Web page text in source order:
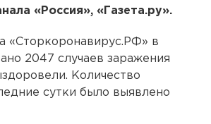
«Россия», «Газета.ру».
«Сторкоронавирус.РФ» в
2047 случаев заражения
Количество
сутки было выявлено